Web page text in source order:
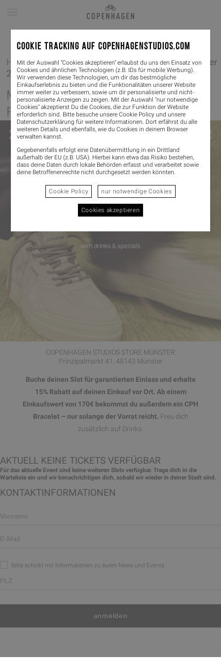
COOKIE TRACKING AUF COPENHAGENSTUDIOS.COM
Mit der Auswahl "Cookies akzeptieren" erlaubst du uns den Einsatz von
Cookies und ähnlichen Technologien (z.B. IDs für mobile Werbung).
Wir verwenden diese Technologien, um dir das bestmögliche
Einkaufserlebnis zu bieten und die Funktionalitäten unserer Website
immer weiter zu verbessern, sowie um dir personalisierte und nicht-
personalisierte Anzeigen zu zeigen. Mit der Auswahl "nur notwendige
Cookies" akzeptierst Du die Cookies, die zur Funktion der Website
erforderlich sind. Bitte besuche unsere Cookie Policy und unsere
Datenschutzerklärung für weitere Informationen. Dort erfährst du alle
weiteren Details und ebenfalls, wie du Cookies in deinem Browser
verwalten kannst.
Gegebenenfalls erfolgt eine Datenübermittlung in ein Drittland
außerhalb der EU (z.B. USA). Hierbei kann etwa das Risiko bestehen,
dass deine Daten durch lokale Behörden erfasst und verarbeitet sowie
deine Betroffenenrechte nicht durchgesetzt werden könnten.
Cookie Policy nur notwendige Cookies
Cookies akzeptieren
Home/Events/Münster Season Opening: Fall/Winter
2025
MÜNSTER SEASON OPENING:
FALL/WINTER 2025
COPENHAGEN STUDIOS STORE MÜNSTER
Prinzipalmarkt 41, 48143 Münster
Buche deinen Slot für garantierten Einlass und erhalte
15% Rabatt auf deinen Einkauf vor Ort. Ab einem
Einkaufswert von 170€ bekommst du außerdem ein CPH
Bracelet – nur solange der Vorrat reicht. Freu dich
zusätzlich auf Drinks.
AKTUELL KEINE TICKETS VERFÜGBAR
Für das aktuelle Event sind keine weiteren Slots verfügbar. Trage dich in die
Warteliste ein und wir benachrichtigen dich, sobald wir wieder in deiner Stadt sind.
KONTAKTINFORMATIONEN
Bitte schickt mir Informationen zu euren News und Events.